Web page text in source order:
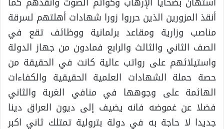
أنقذ المزورين الذين حرروا زورا شهادات أهلتهم لسرقة
مناصب وزارية ومقاعد برلمانية ووظائف تقع في
الصف الثاني والثالث والرابع فمادون من جهاز الدولة
واستيلائهم على رواتب عالية كانت في الحقيقة من
حصة حملة الشهادات العلمية الحقيقية والكفاءات
الهائمة على وجوهها في منافي الغربة والثاني
فضلا عن غموضه فانه يضيف إلى ديون العراق دينا
جديدا لا حاجة به في دولة بترولية تمتلك ثاني اكبر